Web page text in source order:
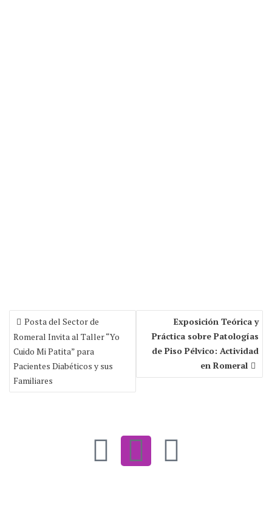
Posta del Sector de
Romeral Invita al Taller “Yo
Cuido Mi Patita” para
Pacientes Diabéticos y sus
Familiares
Exposición Teórica y
Práctica sobre Patologías
de Piso Pélvico: Actividad
en Romeral